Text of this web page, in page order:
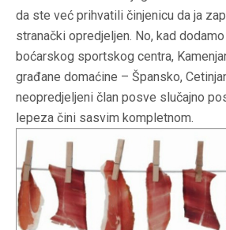
da ste već prihvatili činjenicu da ja
stranački opredjeljen. No, kad
boćarskog sportskog centra,
građane domaćine – Špansko,
neopredjeljeni član posve slučajno
lepeza čini sasvim kompletnom.